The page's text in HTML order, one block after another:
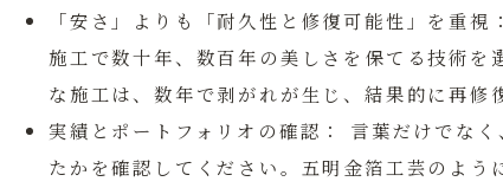
「安さ」よりも「耐久性と修復可能性」を重視：
施工で数十年、数百年の美しさを保てる技術を
な施工は、数年で剥がれが生じ、結果的に再修
実績とポートフォリオの確認：
言葉だけでな
たかを確認してください。五明金箔工芸のよう